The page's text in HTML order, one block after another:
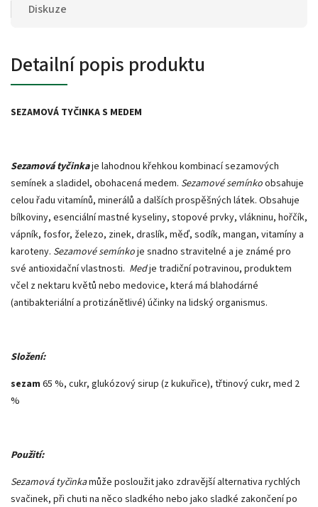
Diskuze
Detailní popis produktu
SEZAMOVÁ TYČINKA S MEDEM
Sezamová tyčinkaje lahodnou křehkou kombinací sezamových
semínek a sladidel, obohacená medem. Sezamové semínkoobsahuje
celou řadu vitamínů, minerálů a dalších prospěšných látek. Obsahuje
bílkoviny, esenciální mastné kyseliny, stopové prvky, vlákninu, hořčík,
vápník, fosfor, železo, zinek, draslík, měď, sodík, mangan, vitamíny a
karoteny. Sezamové semínkoje snadno stravitelné a je známé pro
své antioxidační vlastnosti. Medje tradiční potravinou, produktem
včel z nektaru květů nebo medovice, která má blahodárné
(antibakteriální a protizánětlivé) účinky na lidský organismus.
Složení:
sezam 65 %, cukr, glukózový sirup (z kukuřice), třtinový cukr, med 2
%
Použití:
Sezamová tyčinkamůže posloužit jako zdravější alternativa rychlých
svačinek, při chuti na něco sladkého nebo jako sladké zakončení po